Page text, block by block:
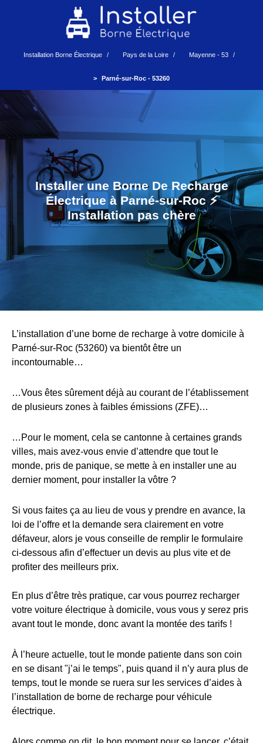
Installation Borne Électrique Pays de la Loire Mayenne - 53
Parné-sur-Roc - 53260
Installer une Borne De Recharge
Électrique à Parné-sur-Roc ⚡️
Installation pas chère
L’installation d’une borne de recharge à votre domicile à
Parné-sur-Roc (53260) va bientôt être un
incontournable…
…Vous êtes sûrement déjà au courant de l’établissement
de plusieurs zones à faibles émissions (ZFE)…
…Pour le moment, cela se cantonne à certaines grands
villes, mais avez-vous envie d’attendre que tout le
monde, pris de panique, se mette à en installer une au
dernier moment, pour installer la vôtre ?
Si vous faites ça au lieu de vous y prendre en avance, la
loi de l’offre et la demande sera clairement en votre
défaveur, alors je vous conseille de remplir le formulaire
ci-dessous afin d’effectuer un devis au plus vite et de
profiter des meilleurs prix.
En plus d’être très pratique, car vous pourrez recharger
votre voiture électrique à domicile, vous vous y serez pris
avant tout le monde, donc avant la montée des tarifs !
À l’heure actuelle, tout le monde patiente dans son coin
en se disant "j’ai le temps", puis quand il n’y aura plus de
temps, tout le monde se ruera sur les services d’aides à
l’installation de borne de recharge pour véhicule
électrique.